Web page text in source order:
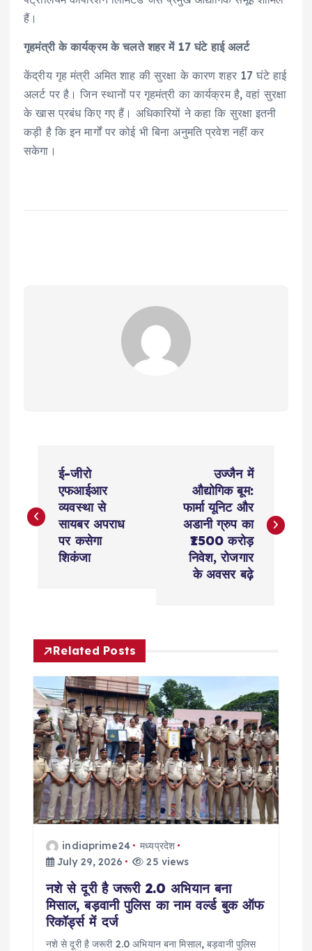
हैं।
गृहमंत्री के कार्यक्रम के चलते शहर में 17 घंटे हाई अलर्ट
केंद्रीय गृह मंत्री अमित शाह की सुरक्षा के कारण शहर 17 घंटे हाई
अलर्ट पर है। जिन स्थानों पर गृहमंत्री का कार्यक्रम है, वहां सुरक्षा
के खास प्रबंध किए गए हैं। अधिकारियों ने कहा कि सुरक्षा इतनी
कड़ी है कि इन मार्गों पर कोई भी बिना अनुमति प्रवेश नहीं कर
सकेगा।
s
a
v
g
a
t
ई-जीरो
एफआईआर
व्यवस्था से
सायबर अपराध
पर कसेगा
शिकंजा
उज्जैन में
औद्योगिक बूम:
फार्मा यूनिट और
अडानी ग्रुप का
₹1500 करोड़
निवेश, रोजगार
के अवसर बढ़े
Related Posts
indiaprime24
मध्यप्रदेश
July 29, 2026
25 views
नशे से दूरी है जरूरी 2.0 अभियान बना
मिसाल, बड़वानी पुलिस का नाम वर्ल्ड बुक ऑफ
रिकॉर्ड्स में दर्ज
नशे से दूरी है जरूरी 2.0 अभियान बना मिसाल, बड़वानी पुलिस